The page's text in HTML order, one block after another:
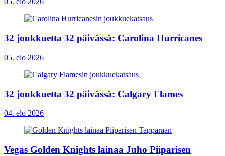
32 joukkuetta 32 päivässä: Carolina Hurricanes
05. elo 2026
32 joukkuetta 32 päivässä: Calgary Flames
04. elo 2026
Vegas Golden Knights lainaa Juho Piiparisen